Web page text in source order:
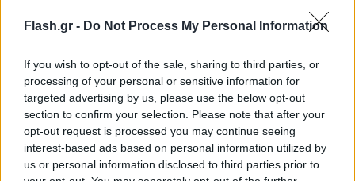
Flash.gr - Do Not Process My Personal Information
If you wish to opt-out of the sale, sharing to third parties, or
processing of your personal or sensitive information for
targeted advertising by us, please use the below opt-out
section to confirm your selection. Please note that after your
opt-out request is processed you may continue seeing
interest-based ads based on personal information utilized by
us or personal information disclosed to third parties prior to
προκαλεί συναγερμό για φωτιές το επόμενο
48ωρο
08.08.2026